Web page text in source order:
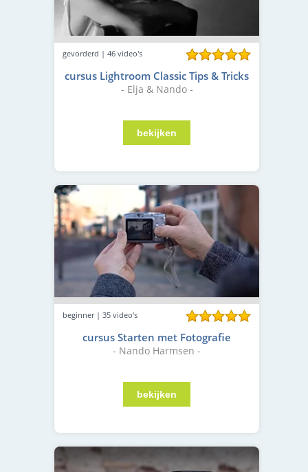
gevorderd | 46 video's
cursus Lightroom Classic Tips & Tricks
- Elja & Nando -
beginner | 35 video's
cursus Starten met Fotografie
- Nando Harmsen -